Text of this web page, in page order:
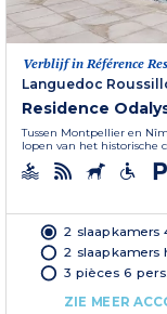
Verblijf in Référence
Languedoc
Residence
Tussen Montpellier en
lopen van het historische
2 slaapkamers
2 slaapkamers
3 pièces 6
ZIE MEER